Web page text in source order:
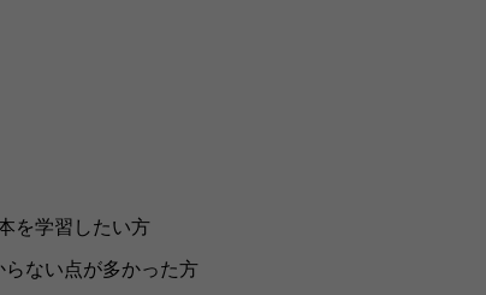
を学習したい方
らない点が多かった方